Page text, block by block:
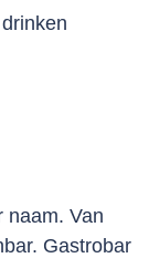
naam. Van
Gastrobar